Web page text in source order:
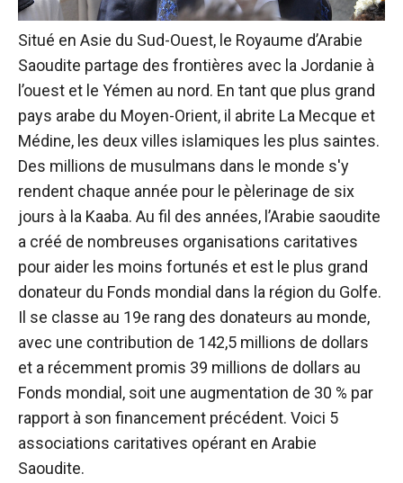
Situé en Asie du Sud-Ouest, le Royaume d’Arabie
Saoudite partage des frontières avec la Jordanie à
l’ouest et le Yémen au nord. En tant que plus grand
pays arabe du Moyen-Orient, il abrite La Mecque et
Médine, les deux villes islamiques les plus saintes.
Des millions de musulmans dans le monde s'y
rendent chaque année pour le pèlerinage de six
jours à la Kaaba. Au fil des années, l’Arabie saoudite
a créé de nombreuses organisations caritatives
pour aider les moins fortunés et est le plus grand
donateur du Fonds mondial dans la région du Golfe.
Il se classe au 19e rang des donateurs au monde,
avec une contribution de 142,5 millions de dollars
et a récemment promis 39 millions de dollars au
Fonds mondial, soit une augmentation de 30 % par
rapport à son financement précédent. Voici 5
associations caritatives opérant en Arabie
Saoudite.